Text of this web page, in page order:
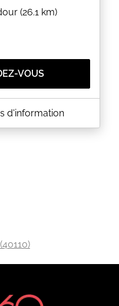
(26.1 km)
VOUS
E.I.
ou virement
d'information